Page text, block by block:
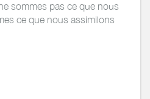
sommes pas ce que nous
ce que nous assimilons